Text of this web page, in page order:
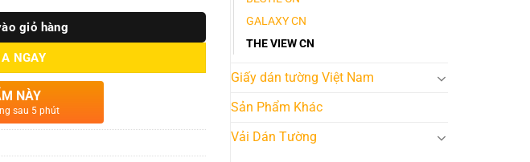
GALAXY CN
THE VIEW CN
Giấy dán tường Việt Nam
Sản Phẩm Khác
Vải Dán Tường
giỏ hàng
NGAY
NÀY
sau 5 phút